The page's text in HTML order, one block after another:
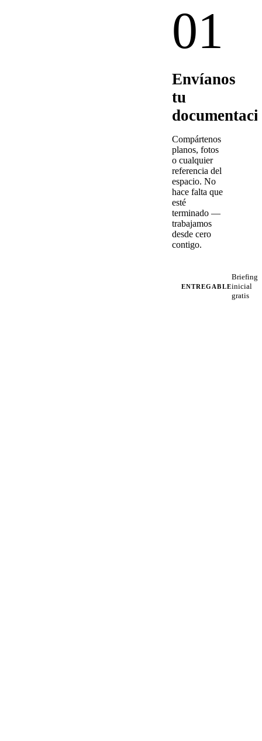
01
Envíanos
tu
Compártenos
planos, fotos
o cualquier
referencia del
espacio. No
hace falta que
esté
terminado —
trabajamos
desde cero
contigo.
ENTREGABLE
Briefing
inicial
gratis